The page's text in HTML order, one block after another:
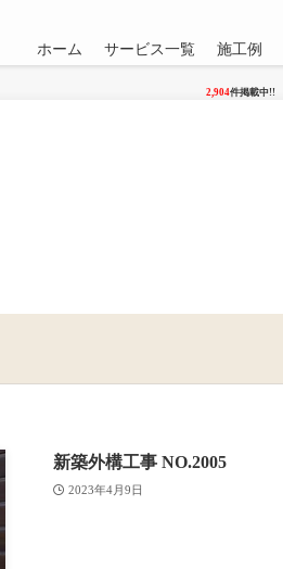
ホーム サービス一覧 施工例
2,904件掲載中!!
新築外構工事 NO.2005
2023年4月9日